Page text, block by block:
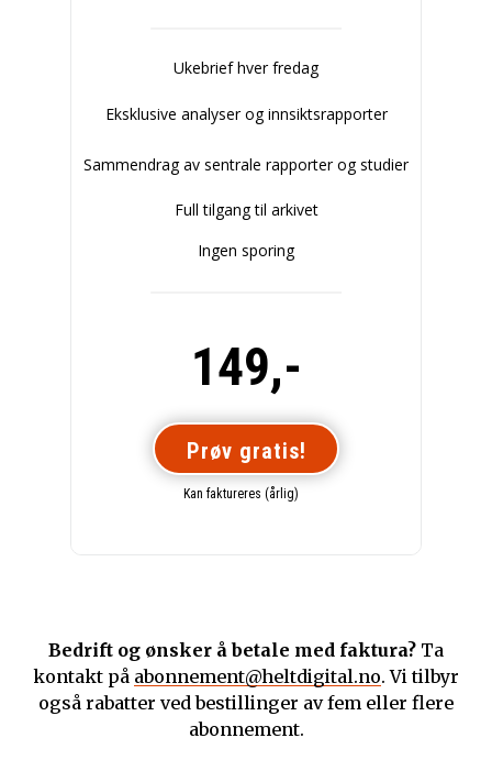
Ukebrief hver fredag
Eksklusive analyser og innsiktsrapporter
Sammendrag av sentrale rapporter og studier
Full tilgang til arkivet
Ingen sporing
149,-
Prøv gratis!
Kan faktureres (årlig)
Bedrift og ønsker å betale med faktura? Ta
kontakt på abonnement@heltdigital.no. Vi tilbyr
også rabatter ved bestillinger av fem eller flere
abonnement.